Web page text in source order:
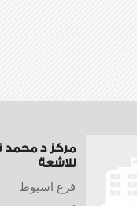
مركز د محمد
للاشعة
فرع اسيوط